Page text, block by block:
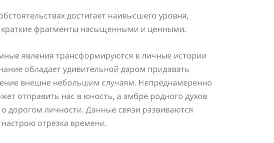
достигает наивысшего уровня,
фрагменты насыщенными и ценными.
явления трансформируются в личные истории
обладает удивительной даром придавать
внешне небольшим случаям. Непреднамеренно
отправить нас в юность, а амбре родного духов
дорогом личности. Данные связи развиваются
отрезка времени.